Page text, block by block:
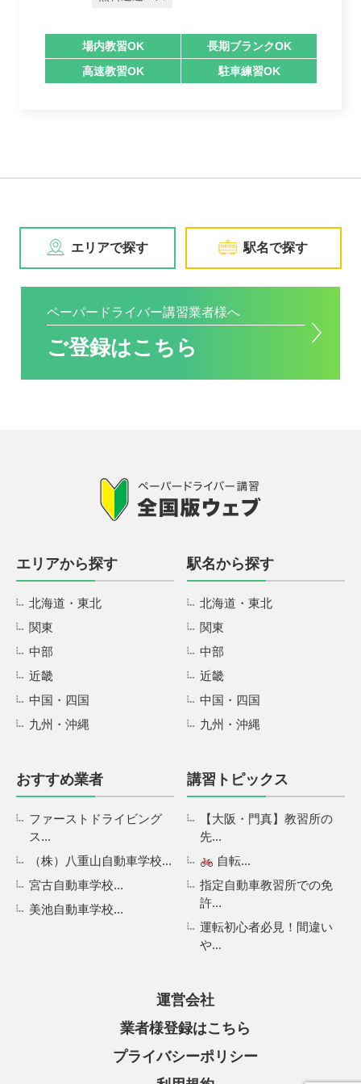
場内教習OK
長期ブランクOK
高速教習OK
駐車練習OK
エリアで探す 駅名で探す
ペーパードライバー講習業者様へ
ご登録はこちら
エリアから探す
北海道・東北
関東
中部
近畿
中国・四国
九州・沖縄
駅名から探す
北海道・東北
関東
中部
近畿
中国・四国
九州・沖縄
おすすめ業者
ファーストドライビング
ス...
（株）八重山自動車学校...
宮古自動車学校...
美池自動車学校...
講習トピックス
【大阪・門真】教習所の
先...
自転...
指定自動車教習所での免
許...
運転初心者必見！間違い
や...
運営会社
業者様登録はこちら
プライバシーポリシー